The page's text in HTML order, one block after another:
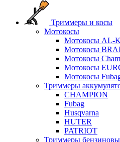
Триммеры и косы
Мотокосы
Мотокосы AL-
Мотокосы
Мотокосы
Мотокосы
Мотокосы
Триммеры
CHAMPION
Fubag
Husqvarna
HUTER
PATRIOT
Триммеры